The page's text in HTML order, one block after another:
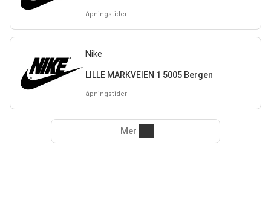
åpningstider
Nike
LILLE MARKVEIEN 1 5005 Bergen
åpningstider
Mer